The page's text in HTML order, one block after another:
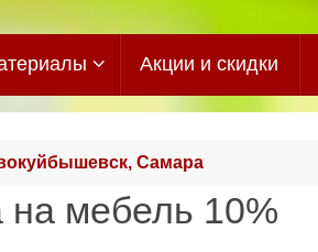
Акции и скидки
Самара
на мебель 10%